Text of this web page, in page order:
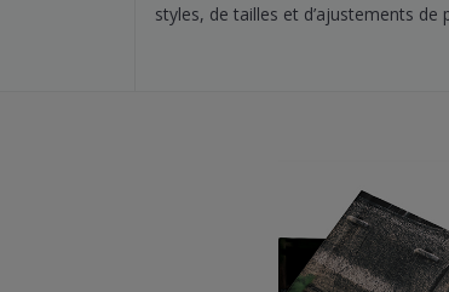
styles, de tailles et d’ajustements de